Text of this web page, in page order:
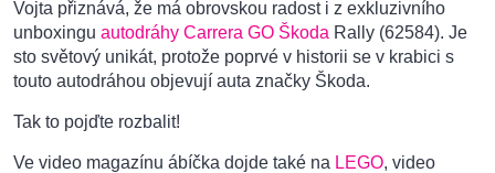
Vojta přiznává, že má obrovskou radost i z exkluzivního
unboxingu autodráhy Carrera GO Škoda Rally (62584). Je
sto světový unikát, protože poprvé v historii se v krabici s
touto autodráhou objevují auta značky Škoda.
Tak to pojďte rozbalit!
Ve video magazínu ábíčka dojde také na LEGO, video